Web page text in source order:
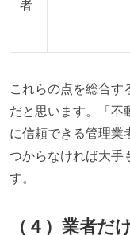
者
これらの点を総合す
だと思います。「不
に信頼できる管理業
つからなければ大手
す。
（４）業者だ